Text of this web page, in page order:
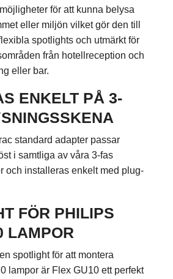
för att kunna belysa
eller miljön vilket gör den till
spotlights och utmärkt för
från hotellreception och
eller bar.
ENKELT PÅ 3-
standard adapter passar
i samtliga av våra 3-fas
och installeras enkelt med plug-
FÖR PHILIPS
LAMPOR
spotlight för att montera
lampor är Flex GU10 ett perfekt